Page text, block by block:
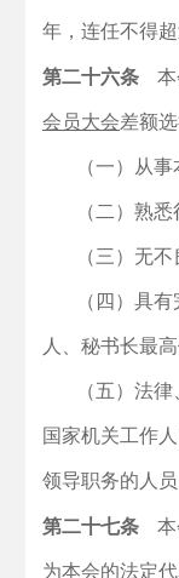
年，连任不得超
第二十六条
会员大会差额
（一）从
（二）熟
（三）无
（四）具
人、秘书长最
（五）法
国家机关工作
领导职务的人
第二十七条
为本会的法定